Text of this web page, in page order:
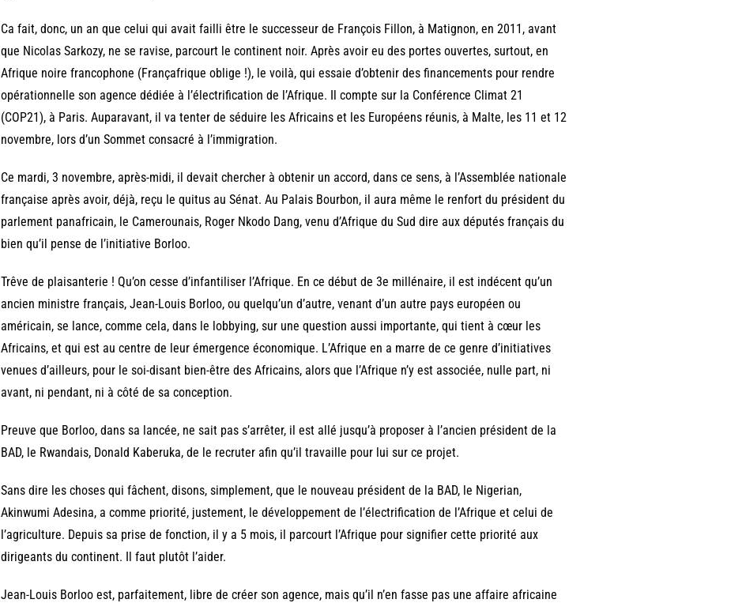
Ca fait, donc, un an que celui qui avait failli être le successeur de François Fillon, à Matignon, en 2011, avant
que Nicolas Sarkozy, ne se ravise, parcourt le continent noir. Après avoir eu des portes ouvertes, surtout, en
Afrique noire francophone (Françafrique oblige !), le voilà, qui essaie d’obtenir des financements pour rendre
opérationnelle son agence dédiée à l’électrification de l’Afrique. Il compte sur la Conférence Climat 21
(COP21), à Paris. Auparavant, il va tenter de séduire les Africains et les Européens réunis, à Malte, les 11 et 12
novembre, lors d’un Sommet consacré à l’immigration.
Ce mardi, 3 novembre, après-midi, il devait chercher à obtenir un accord, dans ce sens, à l’Assemblée nationale
française après avoir, déjà, reçu le quitus au Sénat. Au Palais Bourbon, il aura même le renfort du président du
parlement panafricain, le Camerounais, Roger Nkodo Dang, venu d’Afrique du Sud dire aux députés français du
bien qu’il pense de l’initiative Borloo.
Trêve de plaisanterie ! Qu’on cesse d’infantiliser l’Afrique. En ce début de 3e millénaire, il est indécent qu’un
ancien ministre français, Jean-Louis Borloo, ou quelqu’un d’autre, venant d’un autre pays européen ou
américain, se lance, comme cela, dans le lobbying, sur une question aussi importante, qui tient à cœur les
Africains, et qui est au centre de leur émergence économique. L’Afrique en a marre de ce genre d’initiatives
venues d’ailleurs, pour le soi-disant bien-être des Africains, alors que l’Afrique n’y est associée, nulle part, ni
avant, ni pendant, ni à côté de sa conception.
Preuve que Borloo, dans sa lancée, ne sait pas s’arrêter, il est allé jusqu’à proposer à l’ancien président de la
BAD, le Rwandais, Donald Kaberuka, de le recruter afin qu’il travaille pour lui sur ce projet.
Sans dire les choses qui fâchent, disons, simplement, que le nouveau président de la BAD, le Nigerian,
Akinwumi Adesina, a comme priorité, justement, le développement de l’électrification de l’Afrique et celui de
l’agriculture. Depuis sa prise de fonction, il y a 5 mois, il parcourt l’Afrique pour signifier cette priorité aux
dirigeants du continent. Il faut plutôt l’aider.
Jean-Louis Borloo est, parfaitement, libre de créer son agence, mais qu’il n’en fasse pas une affaire africaine